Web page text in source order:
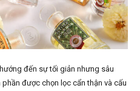
đến sự tối giản nhưng sâu
được chọn lọc cẩn thận và cấu